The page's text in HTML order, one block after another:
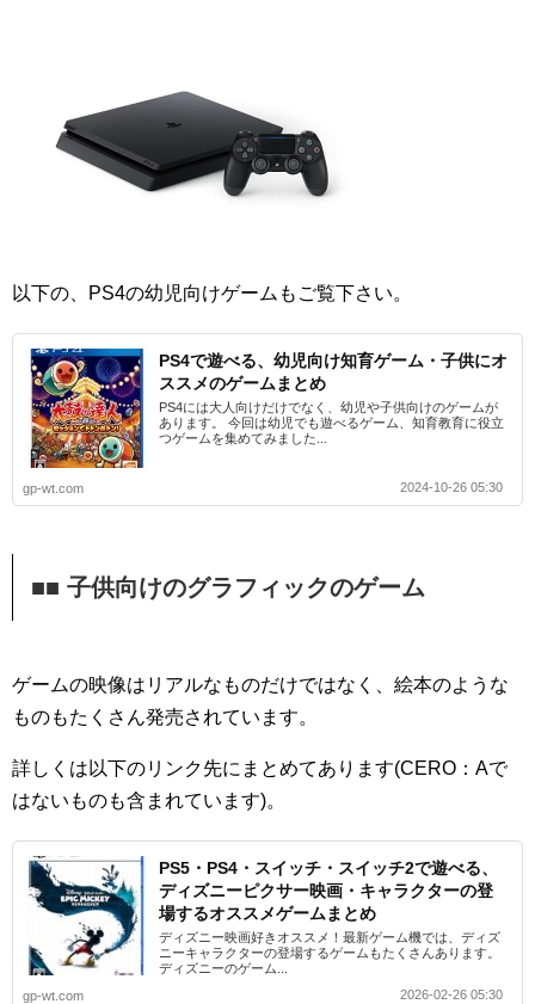
以下の、PS4の幼児向けゲームもご覧下さい。
PS4で遊べる、幼児向け知育ゲーム・子供にオ
ススメのゲームまとめ
PS4には大人向けだけでなく、幼児や子供向けのゲームが
あります。 今回は幼児でも遊べるゲーム、知育教育に役立
つゲームを集めてみました...
gp-wt.com 2024-10-26 05:30
■■ 子供向けのグラフィックのゲーム
ゲームの映像はリアルなものだけではなく、絵本のような
ものもたくさん発売されています。
詳しくは以下のリンク先にまとめてあります(CERO：Aで
はないものも含まれています)。
PS5・PS4・スイッチ・スイッチ2で遊べる、
ディズニーピクサー映画・キャラクターの登
場するオススメゲームまとめ
ディズニー映画好きオススメ！最新ゲーム機では、ディズ
ニーキャラクターの登場するゲームもたくさんあります。
ディズニーのゲーム...
gp-wt.com
2026-02-26 05:30